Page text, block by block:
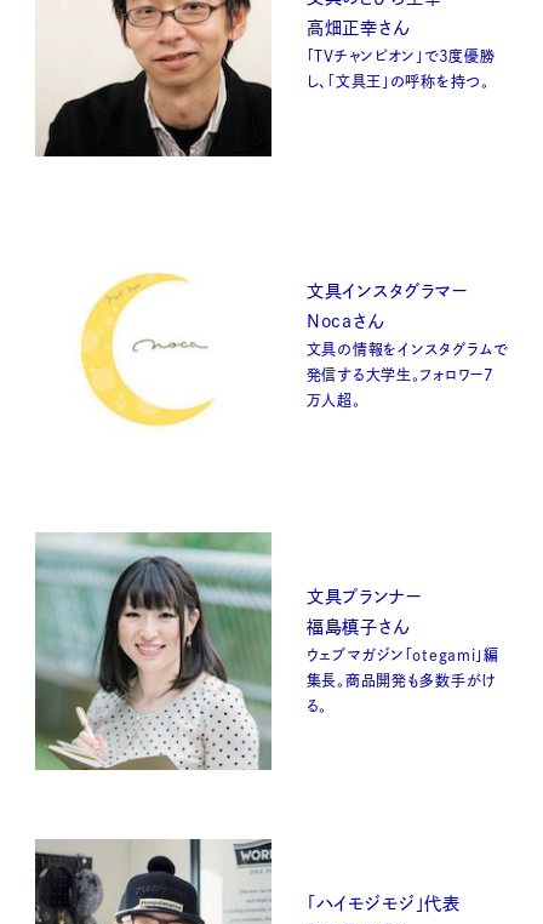
高畑正幸さん
「TVチャンピオン」で3度優勝
し、「文具王」の呼称を持つ。
文具インスタグラマー
Nocaさん
文具の情報をインスタグラムで
発信する大学生。フォロワー7
万人超。
文具プランナー
福島槙子さん
ウェブマガジン「otegami」編
集長。商品開発も多数手がけ
る。
「ハイモジモジ」代表